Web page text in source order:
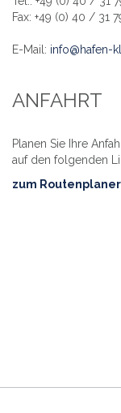
Fax: +49 (0) 40 / 31
E-Mail: info@hafen-
ANFAHRT
Planen Sie Ihre
auf den folgenden
zum